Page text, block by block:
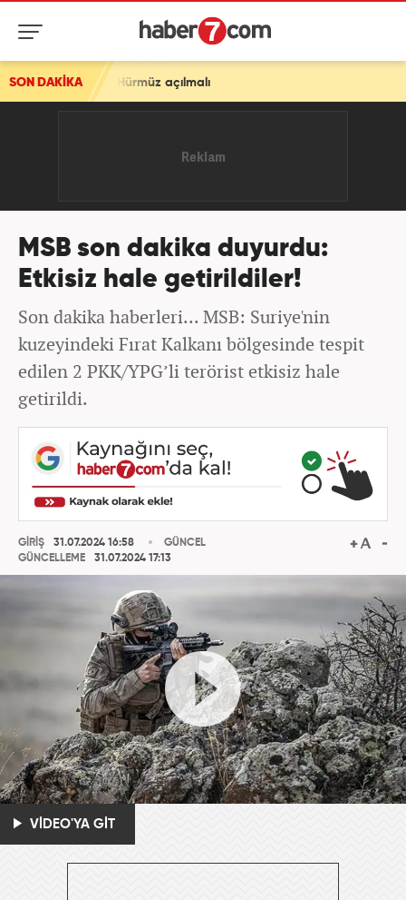
SON DAKİKA
Hürmüz açılmalı
MSB son dakika duyurdu:
Etkisiz hale getirildiler!
Son dakika haberleri... MSB: Suriye'nin
kuzeyindeki Fırat Kalkanı bölgesinde tespit
edilen 2 PKK/YPG’li terörist etkisiz hale
getirildi.
GİRİŞ
31.07.2024 16:58
GÜNCELLEME
31.07.2024 17:13
GÜNCEL
VİDEO'YA GİT